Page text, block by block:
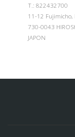
Т.: 822432700
11-12 Fujimicho,
730-0043
JAPON